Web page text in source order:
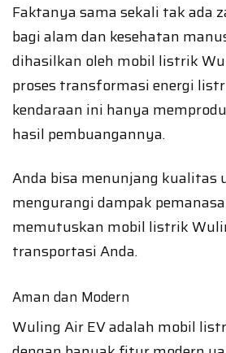
Faktanya sama sekali tak ada
bagi alam dan kesehatan
dihasilkan oleh mobil listrik
proses transformasi energi
kendaraan ini hanya
hasil pembuangannya.
Anda bisa menunjang kualitas
mengurangi dampak
memutuskan mobil listrik
transportasi Anda.
Aman dan Modern
Wuling Air EV adalah mobil